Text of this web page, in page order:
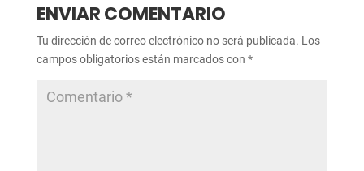
ENVIAR COMENTARIO
Tu dirección de correo electrónico no será publicada. Los
campos obligatorios están marcados con *